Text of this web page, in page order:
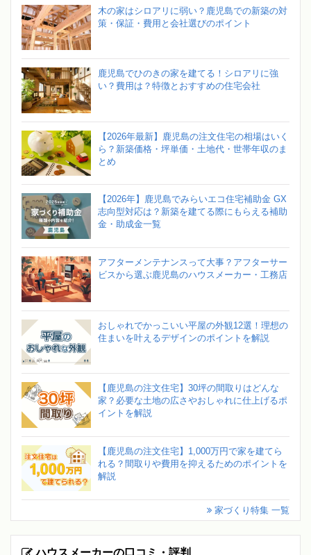
木の家はシロアリに弱い？鹿児島での新築の対
策・保証・費用と会社選びのポイント
鹿児島でひのきの家を建てる！シロアリに強
い？費用は？特徴とおすすめの住宅会社
【2026年最新】鹿児島の注文住宅の相場はいく
ら？新築価格・坪単価・土地代・世帯年収のま
とめ
【2026年】鹿児島でみらいエコ住宅補助金 GX
志向型対応は？新築を建てる際にもらえる補助
金・助成金一覧
アフターメンテナンスって大事？アフターサー
ビスから選ぶ鹿児島のハウスメーカー・工務店
おしゃれでかっこいい平屋の外観12選！理想の
住まいを叶えるデザインのポイントを解説
【鹿児島の注文住宅】30坪の間取りはどんな
家？必要な土地の広さやおしゃれに仕上げるポ
イントを解説
【鹿児島の注文住宅】1,000万円で家を建てら
れる？間取りや費用を抑えるためのポイントを
解説
家づくり特集 一覧
ハウスメーカーの口コミ・評判